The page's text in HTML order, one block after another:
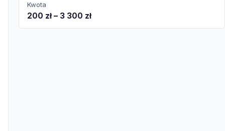
Kwota
200 zł – 3 300 zł